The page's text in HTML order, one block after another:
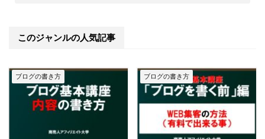
このジャンルの人気記事
ブログの書き方 ブログの書き方